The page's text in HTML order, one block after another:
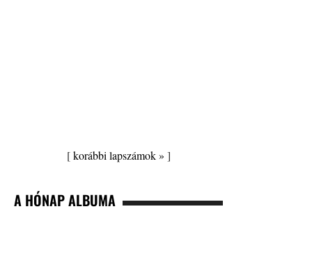
[korábbi lapszámok » ]
A HÓNAP ALBUMA